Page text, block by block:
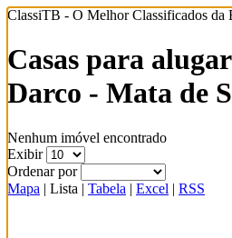
ClassiTB - O Melhor Classificados da
Casas para
Darco - Mata de
Nenhum imóvel encontrado
Exibir
Ordenar por
Mapa | Lista | Tabela | Excel | RSS